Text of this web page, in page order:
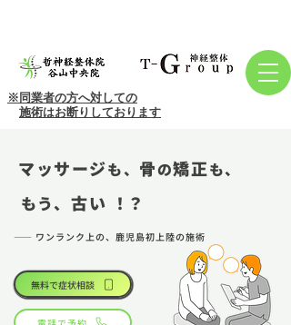
※同業者の方へ対しての
施術はお断りしております
—— ワンランク上の、鹿児島初上陸の施術
無料で症状相談
電話で予約
マッサージも、​ 骨の矯正も、
もう、古い ！？